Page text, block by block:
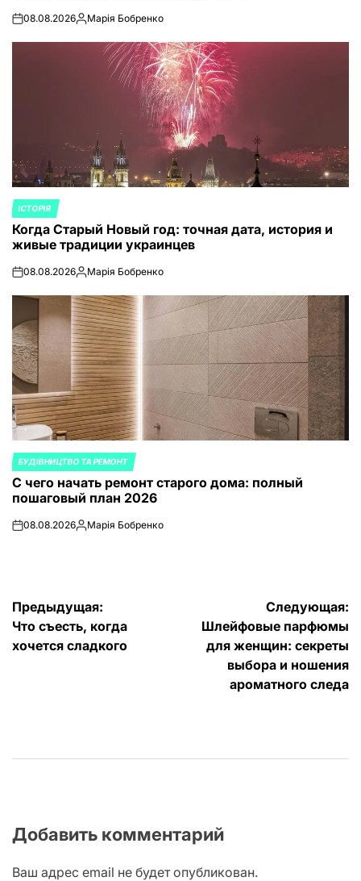
on08.08.2026Запись
Марія Бобренко
ОПУБЛИКОВАНО
В
ІСТОРІЯ
Когда Старый Новый год: точная дата, история и
живые традиции украинцев
on08.08.2026Запись
Марія Бобренко
ОПУБЛИКОВАНО
В
БУДІВНИЦТВО ТА РЕМОНТ
С чего начать ремонт старого дома: полный
пошаговый план 2026
on08.08.2026Запись
Марія Бобренко
Навигация
по
Предыдущая:
Что съесть, когда
хочется сладкого
Следующая:
Шлейфовые парфюмы
для женщин: секреты
выбора и ношения
ароматного следа
Добавить комментарий
Ваш адрес email не будет опубликован.